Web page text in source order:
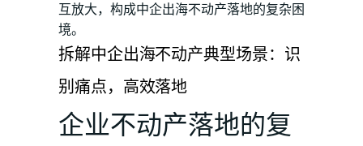
互放大，构成中企出海不动产落地的复杂困
境。
拆解中企出海不动产典型场景：识
别痛点，高效落地
企业不动产落地的复